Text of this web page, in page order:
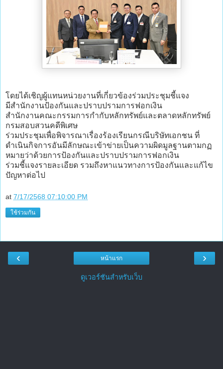
โดยได้เชิญผู้แทนหน่วยงานที่เกี่ยวข้องร่วมประชุมชี้แจง
มีสำนักงานป้องกันและปราบปรามการฟอกเงิน
สำนักงานคณะกรรมการกำกับหลักทรัพย์และตลาดหลักทรัพย์
กรมสอบสวนคดีพิเศษ
ร่วมประชุมเพื่อพิจารณาเรื่องร้องเรียนกรณีบริษัทเอกชน ที่
ดำเนินกิจการอันมีลักษณะเข้าข่ายเป็นความผิดมูลฐานตามกฏ
หมายว่าด้วยการป้องกันและปราบปรามการฟอกเงิน
ร่วมชี้แจงรายละเอียด รวมถึงหาแนวทางการป้องกันและแก้ไข
ปัญหาต่อไป
at 7/17/2568 07:10:00 PM
ใช้ร่วมกัน
‹ ›
หน้าแรก
ดูเวอร์ชันสำหรับเว็บ